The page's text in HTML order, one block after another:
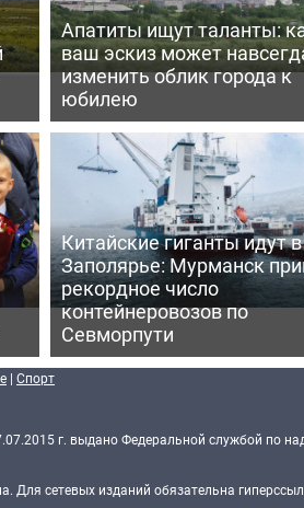
Апатиты ищут таланты:
ваш эскиз может
изменить облик города к
юбилею
Китайские гиганты идут в
Заполярье: Мурманск
рекордное число
контейнеровозов по
Севморпути
| Спорт
г. выдано Федеральной службой по
сетевых изданий обязательна